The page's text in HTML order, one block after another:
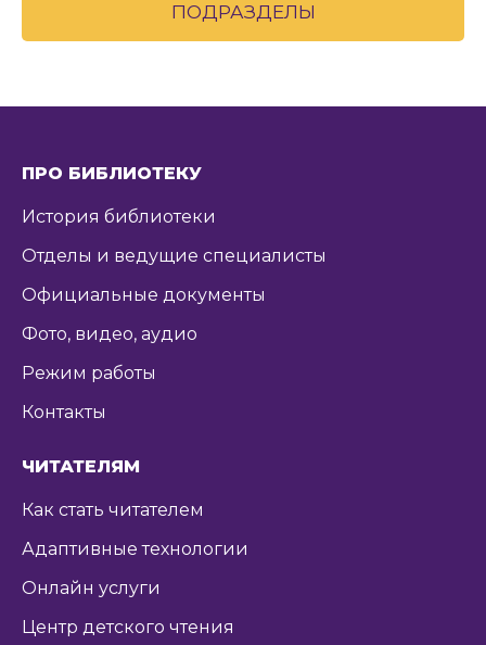
ПОДРАЗДЕЛЫ
ПРО БИБЛИОТЕКУ
История библиотеки
Отделы и ведущие специалисты
Официальные документы
Фото, видео, аудио
Режим работы
Контакты
ЧИТАТЕЛЯМ
Как стать читателем
Адаптивные технологии
Онлайн услуги
Центр детского чтения